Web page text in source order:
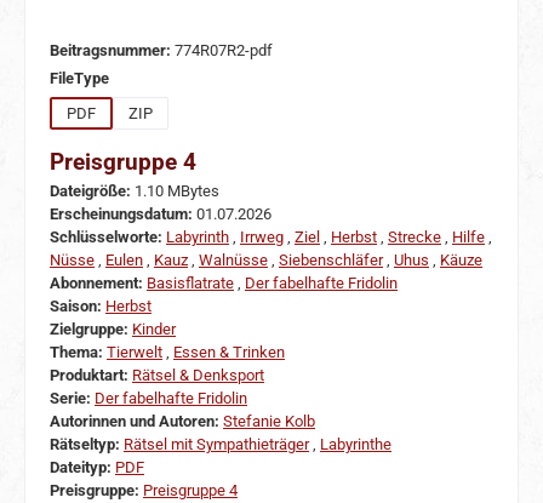
Beitragsnummer: 774R07R2-pdf
FileTypeauswählen
PDF
ZIP
Preisgruppe 4
Dateigröße: 1.10 MBytes
Erscheinungsdatum: 01.07.2026
Schlüsselworte: Labyrinth , Irrweg , Ziel , Herbst , Strecke , Hilfe ,
Nüsse , Eulen , Kauz , Walnüsse , Siebenschläfer, Uhus , Käuze
Abonnement: Basisflatrate , Der fabelhafte Fridolin
Saison: Herbst
Zielgruppe: Kinder
Thema: Tierwelt , Essen & Trinken
Produktart: Rätsel & Denksport
Serie: Der fabelhafte Fridolin
Autorinnen und Autoren: Stefanie Kolb
Rätseltyp: Rätsel mit Sympathieträger, Labyrinthe
Dateityp: PDF
Preisgruppe: Preisgruppe 4